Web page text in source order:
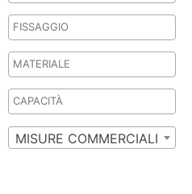
MISURE COMMERCIALI